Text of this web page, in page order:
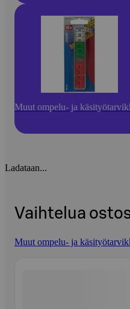
Muut ompelu- ja
Ladataan...
Vaihtelua
Muut ompelu- ja